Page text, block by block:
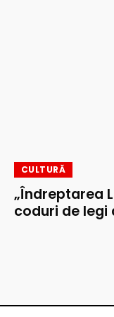
CULTURĂ
„Îndreptarea
coduri de legi